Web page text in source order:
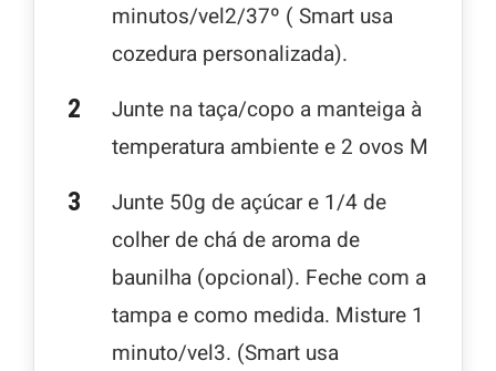
minutos/vel2/37º ( Smart usa
cozedura personalizada).
Junte na taça/copo a manteiga à
temperatura ambiente e 2 ovos M
Junte 50g de açúcar e 1/4 de
colher de chá de aroma de
baunilha (opcional). Feche com a
tampa e como medida. Misture 1
minuto/vel3. (Smart usa